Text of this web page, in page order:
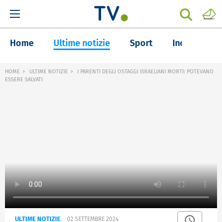
Home Ultime notizie Sport Inchieste
HOME ULTIME NOTIZIE
I PARENTI DEGLI OSTAGGI ISRAELIANI MORTI: POTEVANO
ESSERE SALVATI
ULTIME NOTIZIE 02 SETTEMBRE 2024